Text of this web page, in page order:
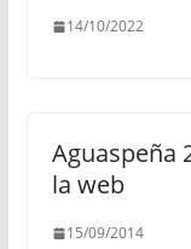
14/10/2022
Aguaspeña
la web
15/09/2014